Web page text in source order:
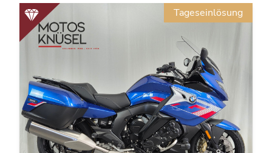
Tageseinlösung